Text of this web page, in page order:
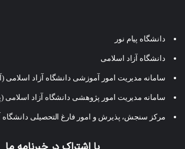
دانشگاه پیام نور
دانشگاه آزاد اسلامی
سامانه مدیریت امور آموزشی دانشگاه آزاد اسلامی
سامانه مدیریت امور پژوهشی دانشگاه آزاد اسلامی
مرکز سنجش، پذیرش و امور فارغ التحصیلی دانشگاه